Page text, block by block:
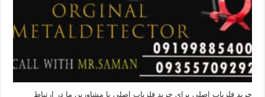
خرید فلزیاب اصلی برای خرید فلزیاب اصلی با مشاورین ما در ارتباط